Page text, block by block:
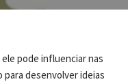
pode influenciar nas
desenvolver ideias